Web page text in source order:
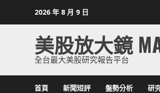
2026 年 8 月 9 日
美股放大鏡
全台最大美股研究報告平台
首頁 新聞短評 盤勢分析 研